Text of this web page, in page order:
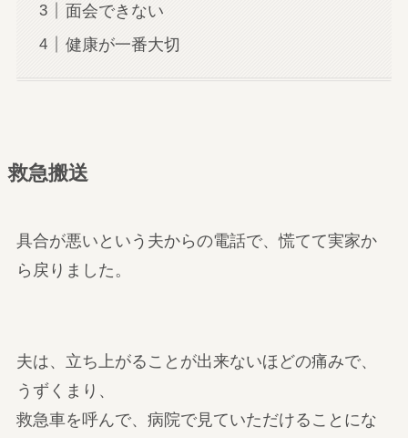
面会できない
健康が一番大切
救急搬送
具合が悪いという夫からの電話で、慌てて実家か
ら戻りました。
夫は、立ち上がることが出来ないほどの痛みで、
うずくまり、
救急車を呼んで、病院で見ていただけることにな